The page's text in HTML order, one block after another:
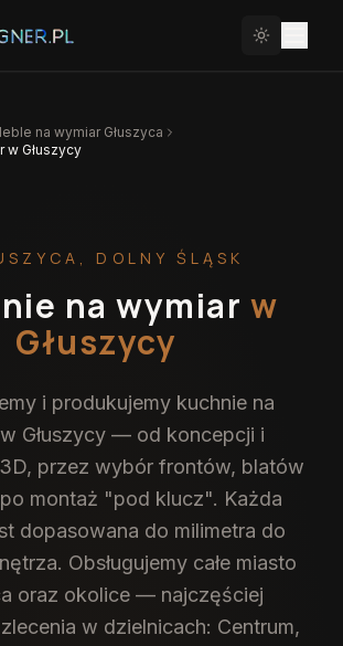
na wymiarGłuszyca
w Głuszycy
, DOLNY ŚLĄSK
na wymiar w
Głuszycy
i produkujemy kuchnie na
Głuszycy — od koncepcji i
przez wybór frontów, blatów
montaż "pod klucz". Każda
dopasowana do milimetra do
Obsługujemy całe miasto
oraz okolice — najczęściej
w dzielnicach: Centrum,